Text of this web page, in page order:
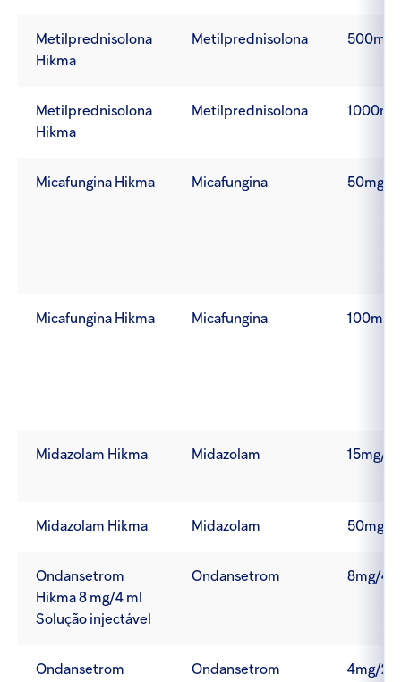
Metilprednisolona
Hikma
Metilprednisolona 500mg
Metilprednisolona
Hikma
Metilprednisolona 1000mg
Micafungina Hikma Micafungina 50mg
Micafungina Hikma Micafungina 100mg
Midazolam Hikma Midazolam 15mg/
Midazolam Hikma Midazolam 50mg/
Ondansetrom
Hikma 8 mg/4 ml
Solução injectável
Ondansetrom 8mg/
Ondansetrom
Ondansetrom 4mg/